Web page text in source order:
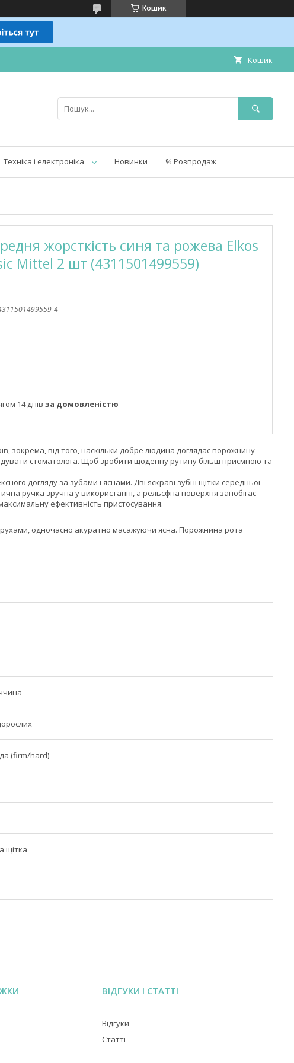
Кошик
Кошик
Техніка і електроніка Новинки % Розпродаж
жорсткість синя та рожева Elkos
Mittel 2 шт (4311501499559)
4
14 днів за домовленістю
зокрема, від того, наскільки добре людина доглядає порожнину
стоматолога. Щоб зробити щоденну рутину більш приємною та
догляду за зубами і яснами. Дві яскраві зубні щітки середньої
ручка зручна у використанні, а рельєфна поверхня запобігає
ефективність пристосування.
рухами, одночасно акуратно масажуючи ясна. Порожнина рота
(firm/hard)
щітка
ВІДГУКИ І СТАТТІ
Відгуки
Статті